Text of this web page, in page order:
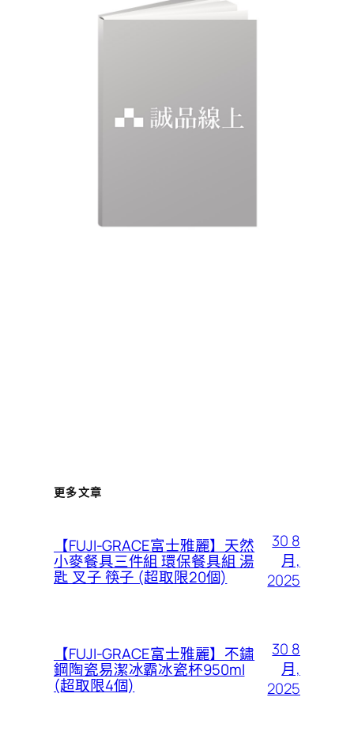
更多文章
【FUJI-GRACE富士雅麗】天然
小麥餐具三件組 環保餐具組 湯
匙 叉子 筷子 (超取限20個)
30 8
月,
2025
【FUJI-GRACE富士雅麗】不鏽
鋼陶瓷易潔冰霸冰瓷杯950ml
(超取限4個)
30 8
月,
2025